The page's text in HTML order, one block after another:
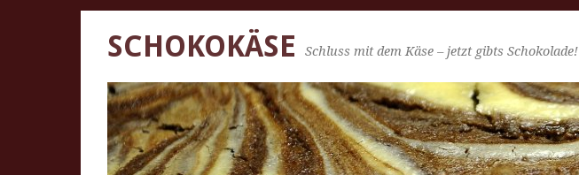
SCHOKOKÄSE Schluss mit dem Käse – jetzt gibts Schokolade!